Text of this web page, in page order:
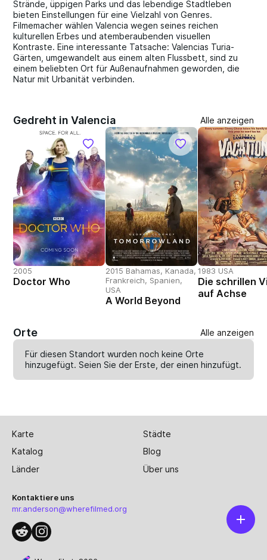
Strände, üppigen Parks und das lebendige Stadtleben
bieten Einstellungen für eine Vielzahl von Genres.
Filmemacher wählen Valencia wegen seines reichen
kulturellen Erbes und atemberaubenden visuellen
Kontraste. Eine interessante Tatsache: Valencias Turia-
Gärten, umgewandelt aus einem alten Flussbett, sind zu
einem beliebten Ort für Außenaufnahmen geworden, die
Natur mit Urbanität verbinden.
Gedreht in Valencia Alle anzeigen
2005
Doctor Who
2015 Bahamas, Kanada,
Frankreich, Spanien,
USA
A World Beyond
1983 USA
Die schrillen
auf Achse
Orte Alle anzeigen
Für diesen Standort wurden noch keine Orte
hinzugefügt. Seien Sie der Erste, der einenhinzufügt.
Karte
Städte
Katalog
Blog
Länder
Über uns
Kontaktiere uns
mr.anderson@wherefilmed.org